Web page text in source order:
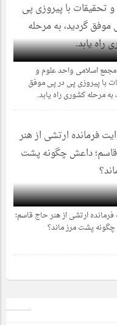
اسلامی واحد علوم و
با پیروزی پی در پی موفق
به مرحله کشوری راه یابد.
ارتشی از هنر حاج قاسم؛
پشت مرز ماند؟